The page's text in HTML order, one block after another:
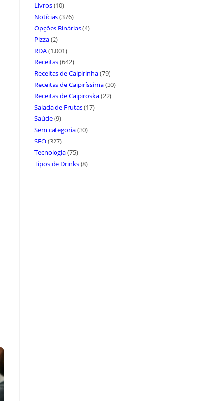
Livros(10)
Notícias(376)
Opções Binárias(4)
Pizza(2)
RDA(1.001)
Receitas(642)
Receitas de Caipirinha(79)
Receitas de Caipiríssima(30)
Receitas de Caipiroska(22)
Salada de Frutas(17)
Saúde(9)
Sem categoria(30)
SEO(327)
Tecnologia(75)
Tipos de Drinks(8)